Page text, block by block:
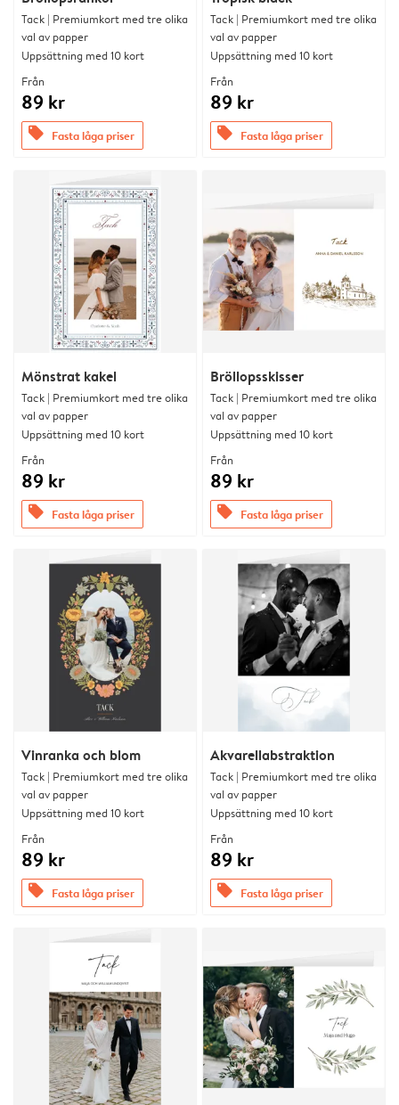
Tack | Premiumkort med tre olika
val av papper
Uppsättning med 10 kort
Från
89 kr
offers Fasta låga priser
Tack | Premiumkort med tre olika
val av papper
Uppsättning med 10 kort
Från
89 kr
offers Fasta låga priser
Mönstrat kakel
Tack | Premiumkort med tre olika
val av papper
Uppsättning med 10 kort
Från
89 kr
offers Fasta låga priser
Bröllopsskisser
Tack | Premiumkort med tre olika
val av papper
Uppsättning med 10 kort
Från
89 kr
offers Fasta låga priser
Vinranka och blom
Tack | Premiumkort med tre olika
val av papper
Uppsättning med 10 kort
Från
89 kr
offers Fasta låga priser
Akvarellabstraktion
Tack | Premiumkort med tre olika
val av papper
Uppsättning med 10 kort
Från
89 kr
offers Fasta låga priser